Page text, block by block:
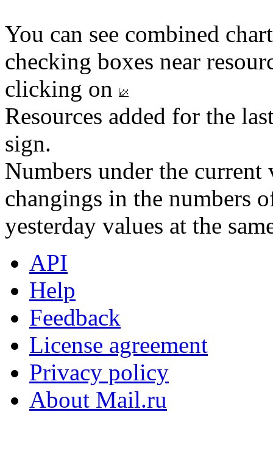
You can see combined
checking boxes near
clicking on
Resources added for the
sign.
Numbers under the
changings in the numbers
yesterday values at the
API
Help
Feedback
License agreement
Privacy policy
About Mail.ru